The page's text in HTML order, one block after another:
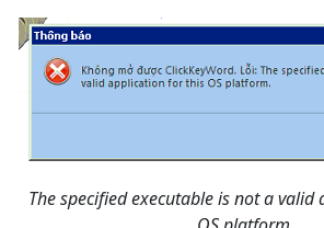
The specified executable is not a